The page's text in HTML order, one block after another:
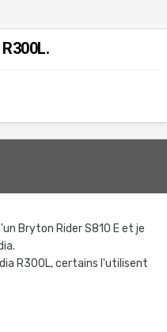
Bryton Rider S810 E et je
R300L, certains l'utilisent